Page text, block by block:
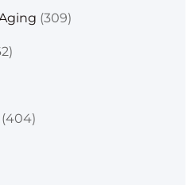
(309)
(404)